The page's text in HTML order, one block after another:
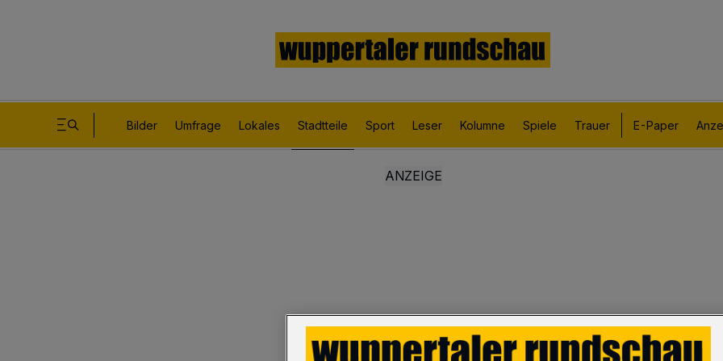
Bilder Umfrage Lokales Stadtteile Sport Leser Kolumne Spiele Trauer E-Paper